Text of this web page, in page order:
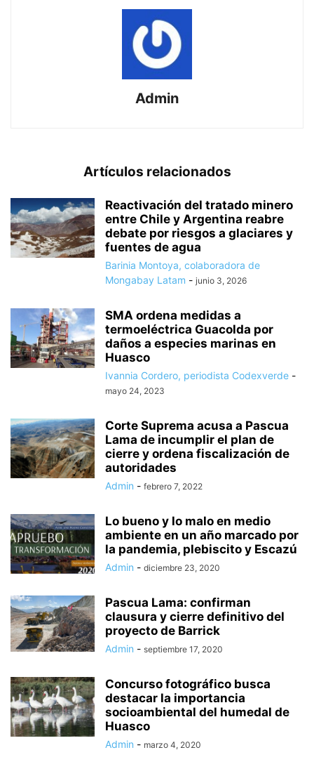
Admin
Artículos relacionados
Reactivación del tratado minero
entre Chile y Argentina reabre
debate por riesgos a glaciares y
fuentes de agua
Barinia Montoya, colaboradora de
Mongabay Latam - junio 3, 2026
SMA ordena medidas a
termoeléctrica Guacolda por
daños a especies marinas en
Huasco
Ivannia Cordero, periodista Codexverde -
mayo 24, 2023
Corte Suprema acusa a Pascua
Lama de incumplir el plan de
cierre y ordena fiscalización de
autoridades
Admin - febrero 7, 2022
Lo bueno y lo malo en medio
ambiente en un año marcado por
la pandemia, plebiscito y Escazú
Admin - diciembre 23, 2020
Pascua Lama: confirman
clausura y cierre definitivo del
proyecto de Barrick
Admin - septiembre 17, 2020
Concurso fotográfico busca
destacar la importancia
socioambiental del humedal de
Huasco
Admin - marzo 4, 2020